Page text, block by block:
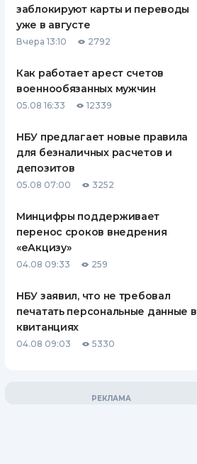
ПУТЕВОДИТЕЛИ ПО
СТРАХОВЫЕ КОМПАНИИ
КОМПАНИЯХ
заблокируют карты и переводы
уже в августе
Вчера 13:10 2792
Как работает арест счетов
военнообязанных мужчин
05.08 16:33 12339
НБУ предлагает новые правила
для безналичных расчетов и
депозитов
05.08 07:00 3252
Минцифры поддерживает
перенос сроков внедрения
«еАкцизу»
04.08 09:33 259
НБУ заявил, что не требовал
печатать персональные данные в
квитанциях
04.08 09:03 5330